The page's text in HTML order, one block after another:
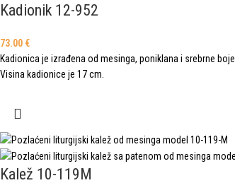
Kadionik 12-952
73.00 €
Kadionica je izrađena od mesinga, poniklana i srebrne boje.
Visina kadionice je 17 cm.
Kalež 10-119M